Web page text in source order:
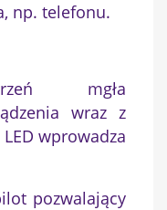
np. telefonu.
mgła
wraz z
wprowadza
pozwalający